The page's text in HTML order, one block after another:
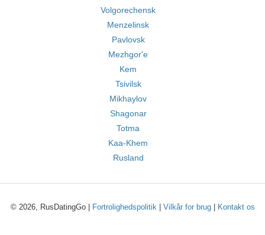
Volgorechensk
Menzelinsk
Pavlovsk
Mezhgor'e
Kem
Tsivilsk
Mikhaylov
Shagonar
Totma
Kaa-Khem
Rusland
© 2026, RusDatingGo | Fortrolighedspolitik| Vilkår for brug| Kontakt os